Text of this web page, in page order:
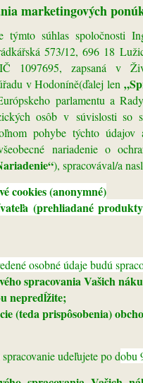
marketingových
týmto súhlas spoločnosti
573/12, 696 18
1097695, zapsaná v
v Hodoníně(ďalej len
parlamentu a
osôb v súvislosti so
pohybe týchto údajov
nariadenie o
), spracovával/a
cookies (anonymné)
(prehliadané
osobné údaje budú
spracovania Vašich
nepredĺžite;
(teda prispôsobenia)
spracovanie udeľujete po dobu